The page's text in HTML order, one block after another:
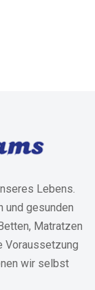
Lebens.
und gesunden
Matratzen
Voraussetzung
wir selbst